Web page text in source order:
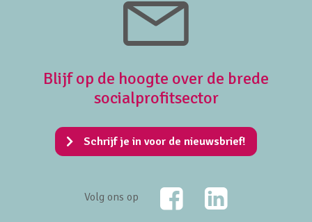
Blijf op de hoogte over de brede
socialprofitsector
Schrijf je in voor de nieuwsbrief!
Volg ons op
FacebookLinkedIn